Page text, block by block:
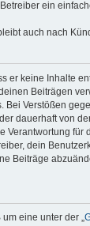
ein
auch nach
er keine Inhalte
Beiträgen
Bei Verstößen
dauerhaft von
Verantwortung
dein
Beiträge
eine unter der „